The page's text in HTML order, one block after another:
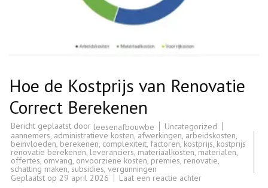
Hoe de Kostprijs van Renovatie
Correct Berekenen
Bericht geplaatst door leesenafbouwbe
Uncategorized
aannemers, administratieve kosten, afwerkingen, arbeidskosten,
beïnvloeden, berekenen, complexiteit, factoren, kostprijs, kostprijs
renovatie berekenen, leveranciers, materiaalkosten, materialen,
offertes, omvang, onvoorziene kosten, premies, renovatie,
schatting maken,subsidies, vergunningen
Geplaatst op 29 april 2026 Laat een reactie achterop